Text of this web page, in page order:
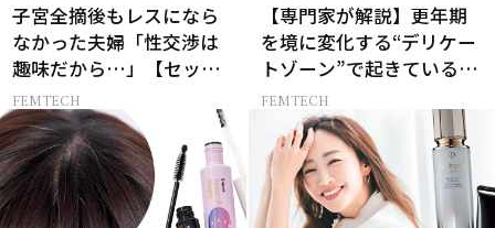
子宮全摘後もレスになら
なかった夫婦「性交渉は
趣味だから…」【セック
スレス AND THE CITY -女
たちの告白-】
FEMTECH
【専門家が解説】更年期
を境に変化する“デリケー
トゾーン”で起きているこ
と
FEMTECH